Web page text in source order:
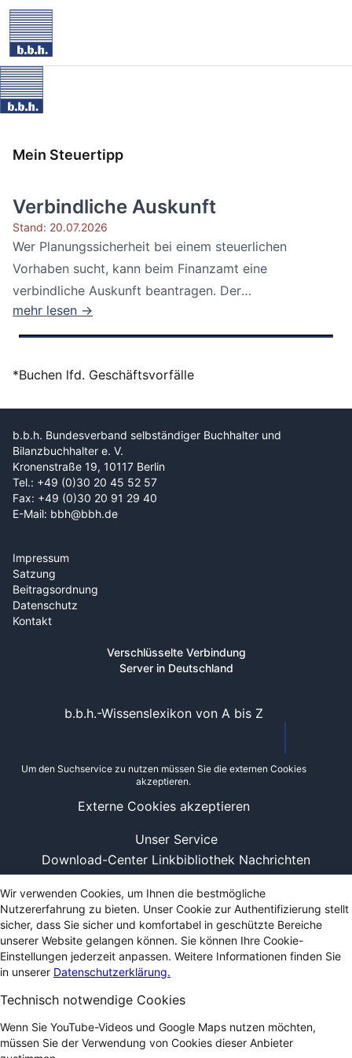
Mein Steuertipp
Verbindliche Auskunft
Stand: 20.07.2026
Wer Planungssicherheit bei einem steuerlichen
Vorhaben sucht, kann beim Finanzamt eine
verbindliche Auskunft beantragen. Der
Bundesfinanzhof...
mehr lesen →
*Buchen lfd. Geschäftsvorfälle
b.b.h. Bundesverband selbständiger Buchhalter und
Bilanzbuchhalter e. V.
Kronenstraße 19, 10117 Berlin
Tel.: +49 (0)30 20 45 52 57
Fax: +49 (0)30 20 91 29 40
E-Mail: bbh@bbh.de
Impressum
Satzung
Beitragsordnung
Datenschutz
Kontakt
Verschlüsselte Verbindung
Server in Deutschland
Unser Service
Download-Center Linkbibliothek Nachrichten
b.b.h.-Wissenslexikon von A bis Z
Um den Suchservice zu nutzen müssen Sie die externen Cookies
akzeptieren.
Externe Cookies akzeptieren
Wir verwenden Cookies, um Ihnen die bestmögliche
Nutzererfahrung zu bieten. Unser Cookie zur Authentifizierung stellt
sicher, dass Sie sicher und komfortabel in geschützte Bereiche
unserer Website gelangen können. Sie können Ihre Cookie-
Einstellungen jederzeit anpassen. Weitere Informationen finden Sie
in unserer Datenschutzerklärung.
Technisch notwendige Cookies
Wenn Sie YouTube-Videos und Google Maps nutzen möchten,
müssen Sie der Verwendung von Cookies dieser Anbieter